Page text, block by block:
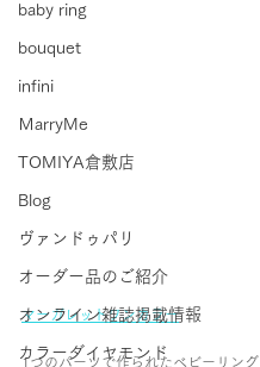
baby ring
bouquet
infini
ＭarryMe
TOMIYA倉敷店
Blog
ヴァンドゥパリ
オーダー品のご紹介
オンライン雑誌掲載情報
カラーダイヤモンド
マーガレットワンカラー
1つのパーツで作られたベビーリング